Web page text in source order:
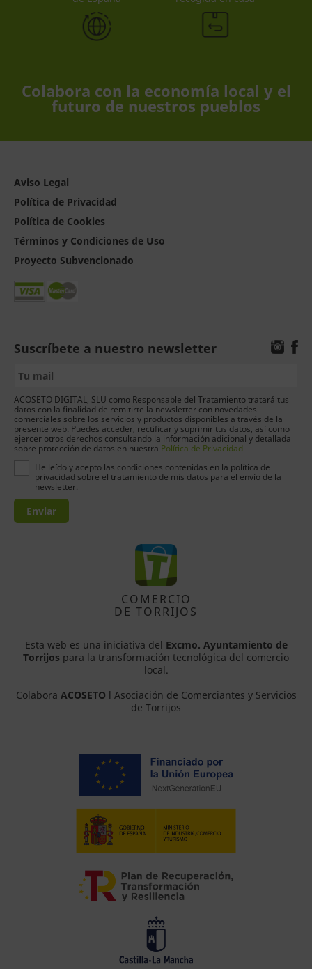
Colabora con la economía local y el
futuro de nuestros pueblos
Aviso Legal
Política de Privacidad
Política de Cookies
Términos y Condiciones de Uso
Proyecto Subvencionado
Suscríbete a nuestro newsletter
ACOSETO DIGITAL, SLU como Responsable del Tratamiento tratará tus
datos con la finalidad de remitirte la newsletter con novedades
comerciales sobre los servicios y productos disponibles a través de la
presente web. Puedes acceder, rectificar y suprimir tus datos, así como
ejercer otros derechos consultando la información adicional y detallada
sobre protección de datos en nuestra Política de Privacidad
He leído y acepto las condiciones contenidas en la política de
privacidad sobre el tratamiento de mis datos para el envío de la
newsletter.
Enviar
COMERCIO
DE TORRIJOS
Esta web es una iniciativa del Excmo. Ayuntamiento de
Torrijos para la transformación tecnológica del comercio
local.
Colabora ACOSETO l Asociación de Comerciantes y Servicios
de Torrijos